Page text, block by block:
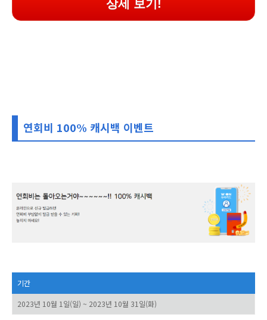
상세 보기!
연회비 100% 캐시백 이벤트
기간
2023년 10월 1일(일) ~ 2023년 10월 31일(화)